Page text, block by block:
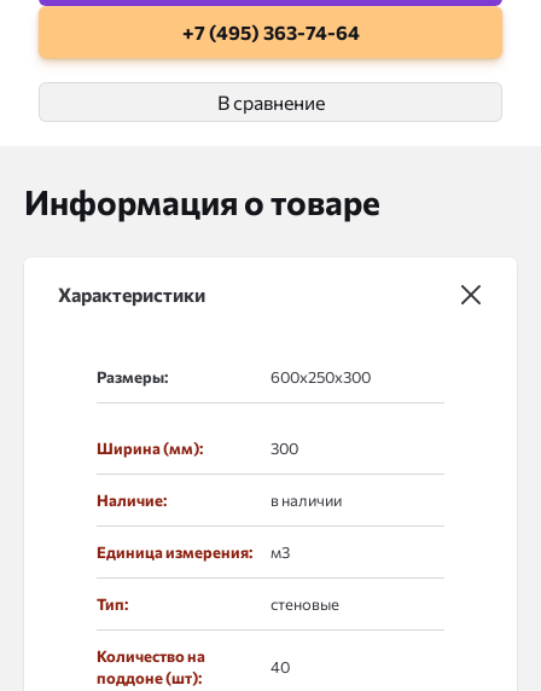
+7 (495) 363-74-64
В сравнение
Информация о товаре
Характеристики
Размеры:
Ширина (мм): 300
Наличие: в наличии
Единица измерения: м3
Тип: стеновые
Количество на
поддоне (шт):
40